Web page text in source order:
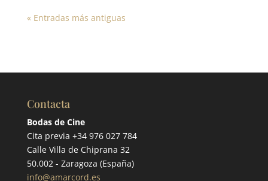
« Entradas más antiguas
Contacta
Bodas de Cine
Cita previa +34 976 027 784
Calle Villa de Chiprana 32
50.002 - Zaragoza (España)
info@amarcord.es